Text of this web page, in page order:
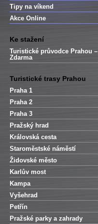
Tipy na víkend
Akce Online
Ke stažení
Turistické průvodce Prahou –
Zdarma
Turistické trasy Prahou
Praha 1
Praha 2
Praha 3
Pražský hrad
Královská cesta
Staroměstské náměstí
Židovské město
Karlův most
Kampa
Vyšehrad
Petřín
Pražské parky a zahrady